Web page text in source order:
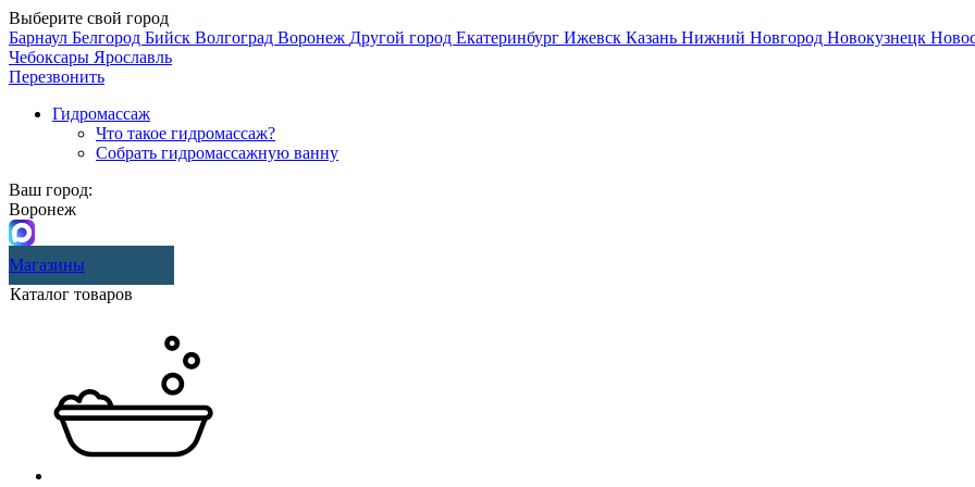
Выберите свой город
Барнаул Белгород Бийск Волгоград Воронеж Другой город Екатеринбург Ижевск Казань Нижний Новгород Новокузнецк
Чебоксары Ярославль
Перезвонить
Гидромассаж
Что такое гидромассаж?
Собрать гидромассажную ванну
Ваш город:
Воронеж
Магазины
Каталог товаров